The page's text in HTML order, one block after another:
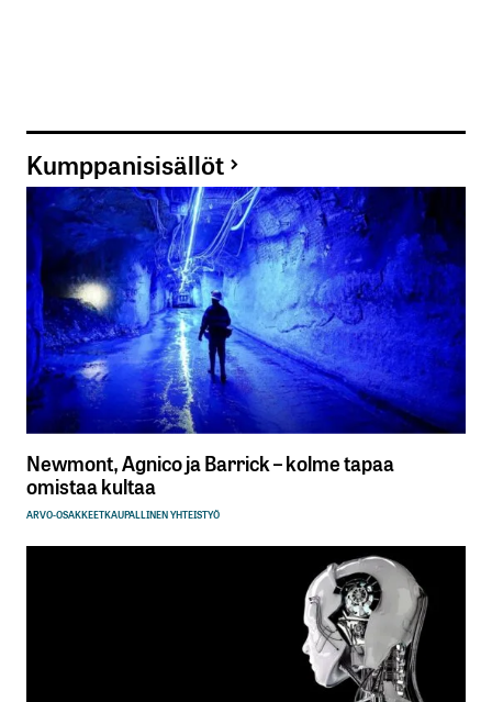
Kumppanisisällöt
Newmont, Agnico ja Barrick – kolme tapaa
omistaa kultaa
ARVO-OSAKKEETKAUPALLINEN YHTEISTYÖ